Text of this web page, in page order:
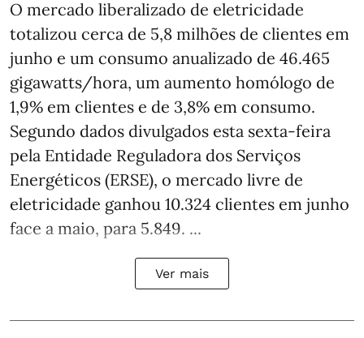
O mercado liberalizado de eletricidade
totalizou cerca de 5,8 milhões de clientes em
junho e um consumo anualizado de 46.465
gigawatts/hora, um aumento homólogo de
1,9% em clientes e de 3,8% em consumo.
Segundo dados divulgados esta sexta-feira
pela Entidade Reguladora dos Serviços
Energéticos (ERSE), o mercado livre de
eletricidade ganhou 10.324 clientes em junho
face a maio, para 5.849. ...
Ver mais